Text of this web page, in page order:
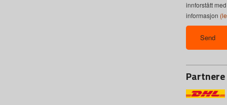
innforstått
informasjon
Partnere